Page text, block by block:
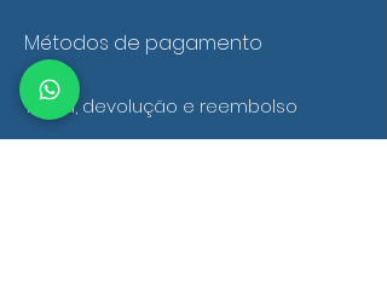
Métodos de pagamento
Troca, devolução e reembolso